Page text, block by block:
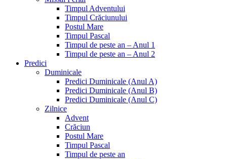
Timpul Adventului
Timpul Crăciunului
Postul Mare
Timpul Pascal
Timpul de peste an – Anul 1
Timpul de peste an – Anul 2
Predici
Duminicale
Predici Duminicale (Anul A)
Predici Duminicale (Anul B)
Predici Duminicale (Anul C)
Zilnice
Advent
Crăciun
Postul Mare
Timpul Pascal
Timpul de peste an